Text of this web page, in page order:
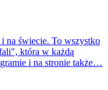
na świecie. To wszystko
która w każdą
i na stronie także…